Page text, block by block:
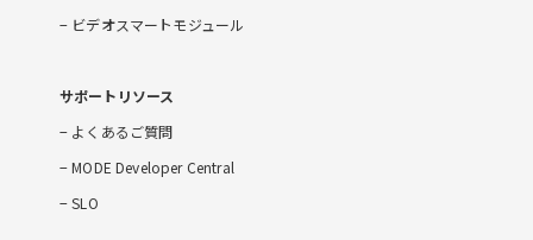
ビデオスマートモジュール
サポートリソース
よくあるご質問
MODE Developer Central
SLO